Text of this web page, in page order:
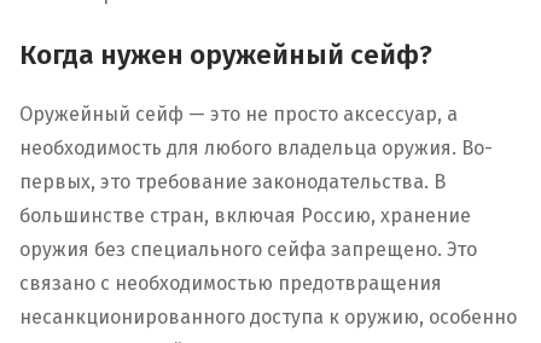
Когда нужен оружейный сейф?
Оружейный сейф — это не просто аксессуар, а
необходимость для любого владельца оружия. Во-
первых, это требование законодательства. В
большинстве стран, включая Россию, хранение
оружия без специального сейфа запрещено. Это
связано с необходимостью предотвращения
несанкционированного доступа к оружию, особенно